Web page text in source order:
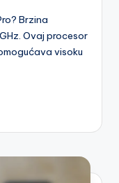
Brzina
Ovaj procesor
visoku